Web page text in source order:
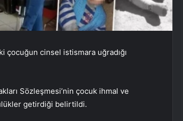
çocuğun cinsel istismara uğradığı
Sözleşmesi’nin çocuk ihmal ve
getirdiği belirtildi.